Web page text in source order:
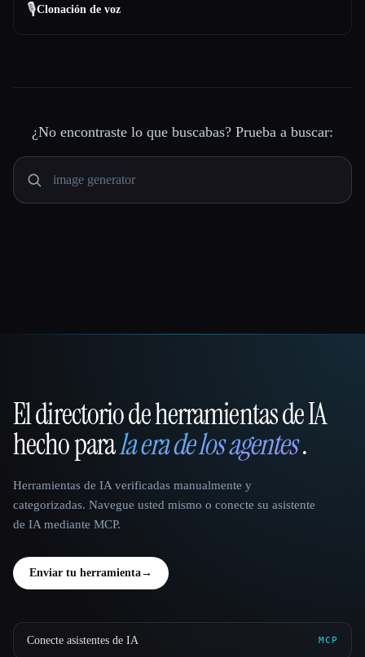
🎙️Clonación de voz
¿No encontraste lo que buscabas? Prueba a buscar:
That AI Collection
El directorio de herramientas de IA
hecho parala era de los agentes.
Herramientas de IA verificadas manualmente y
categorizadas. Navegue usted mismo o conecte su asistente
de IA mediante MCP.
Enviar tu herramienta→
Conecte asistentes de IA MCP